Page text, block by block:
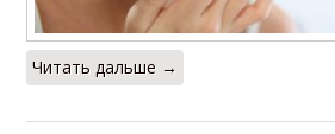
Читать дальше →